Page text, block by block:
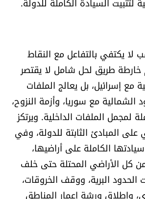
لا يكتفي بالتفاعل مع النقاط
خارطة طريق لحل شامل لا يقتصر
مع إسرائيل، بل يعالج الملفات
الشمالية مع سوريا، وأزمة النزوح،
لمجمل الملفات الداخلية. ويرتكز
على المبادئ الثابتة للدولة، وفي
الكاملة على أراضيها،
كل الأراضي المحتلة حتى خلف
الحدود البرية، ووقف الخروقات،
وإطلاق ورشة إعمار المناطق